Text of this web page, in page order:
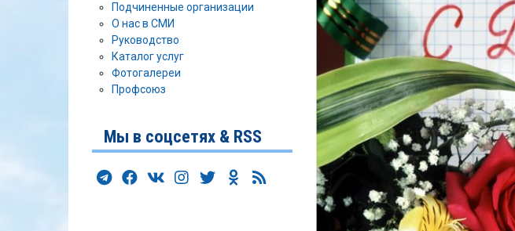
Подчиненные организации
О нас в СМИ
Руководство
Каталог услуг
Фотогалереи
Профсоюз
Мы в соцсетях & RSS